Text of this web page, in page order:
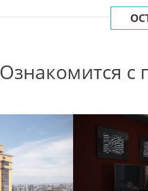
Ознакомится с